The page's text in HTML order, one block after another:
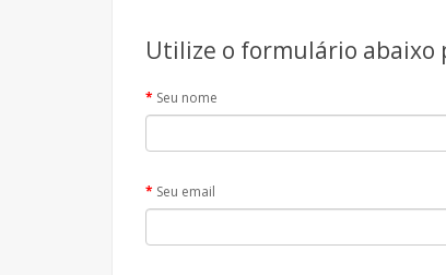
Utilize o formulário abaixo
Seu nome
Seu email